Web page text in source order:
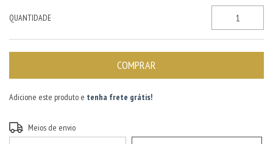
QUANTIDADE
Adicione este produto e tenha frete grátis!
Entregas para o CEP:
Meios de envio